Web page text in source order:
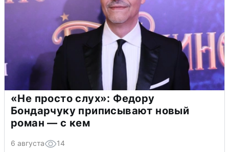
«Не просто слух»: Федору
Бондарчуку приписывают новый
роман — с кем
6 августа 14